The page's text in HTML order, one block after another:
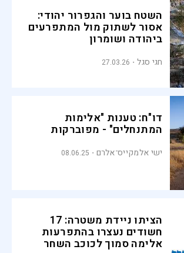
השטח בוער והגפרור יהודי:
אסור לשתוק מול המתפרעים
ביהודה ושומרון
חגי סגל 27.03.26
דו"ח: טענות "אלימות
המתנחלים" - מפוברקות
ישי אלמקייס־אלרם 08.06.25
הציתו ניידת משטרה: 17
חשודים נעצרו בהתפרעות
אלימה סמוך לכוכב השחר